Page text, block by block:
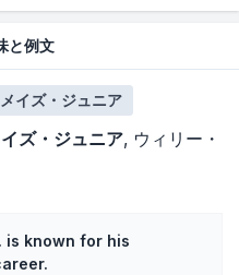
と例文
イズ・ジュニア
ズ・ジュニア ウィリー・
is known for his